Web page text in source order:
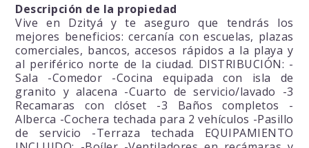
Descripción de la propiedad
Vive en Dzityá y te aseguro que tendrás los
mejores beneficios: cercanía con escuelas, plazas
comerciales, bancos, accesos rápidos a la playa y
al periférico norte de la ciudad. DISTRIBUCIÓN: -
Sala -Comedor -Cocina equipada con isla de
granito y alacena -Cuarto de servicio/lavado -3
Recamaras con clóset -3 Baños completos -
Alberca -Cochera techada para 2 vehículos -Pasillo
de servicio -Terraza techada EQUIPAMIENTO